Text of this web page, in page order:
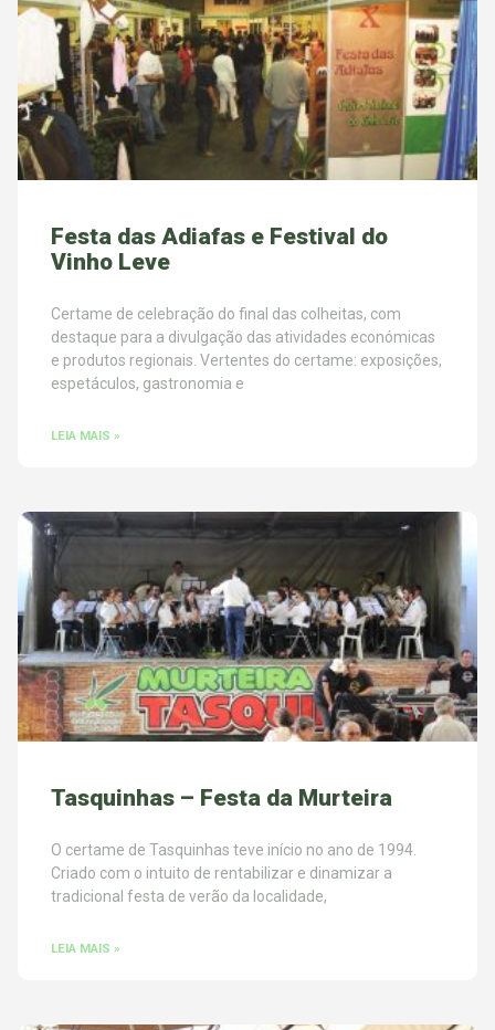
Festa das Adiafas e Festival do
Vinho Leve
Certame de celebração do final das colheitas, com
destaque para a divulgação das atividades económicas
e produtos regionais. Vertentes do certame: exposições,
espetáculos, gastronomia e
LEIA MAIS »
Tasquinhas – Festa da Murteira
O certame de Tasquinhas teve início no ano de 1994.
Criado com o intuito de rentabilizar e dinamizar a
tradicional festa de verão da localidade,
LEIA MAIS »